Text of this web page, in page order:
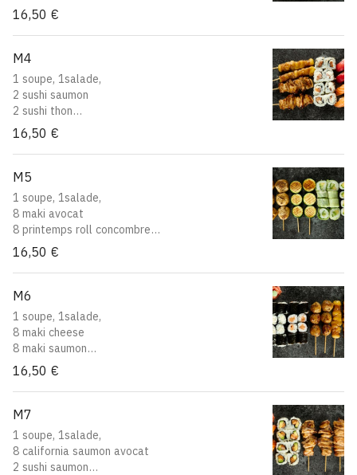
saumon et avocat
2 yakitori boulette de poulet
2 yakitori poulet
16,50 €
M4
1 soupe, 1salade,
2 sushi saumon
2 sushi thon
8 california saumon cheese
2 yakitori aile de poulet
2 yakitori boeuf au fromage
16,50 €
M5
1 soupe, 1salade,
8 maki avocat
8 printemps roll concombre
avocat
2 yakitori courgette
2 yakitori champignon de Paris
16,50 €
M6
1 soupe, 1salade,
8 maki cheese
8 maki saumon
2 yakitori boulette de poulet
2 yakitori boeuf au fromage
16,50 €
M7
1 soupe, 1salade,
8 california saumon avocat
2 sushi saumon